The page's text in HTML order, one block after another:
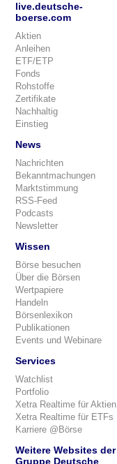
live.deutsche-
boerse.com
Aktien
Anleihen
ETF/ETP
Fonds
Rohstoffe
Zertifikate
Nachhaltig
Einstieg
News
Nachrichten
Bekanntmachungen
Marktstimmung
RSS-Feed
Podcasts
Newsletter
Wissen
Börse besuchen
Über die Börsen
Wertpapiere
Handeln
Börsenlexikon
Publikationen
Events und Webinare
Services
Watchlist
Portfolio
Xetra Realtime für Aktien
Xetra Realtime für ETFs
Karriere @Börse
Weitere Websites der
Gruppe Deutsche